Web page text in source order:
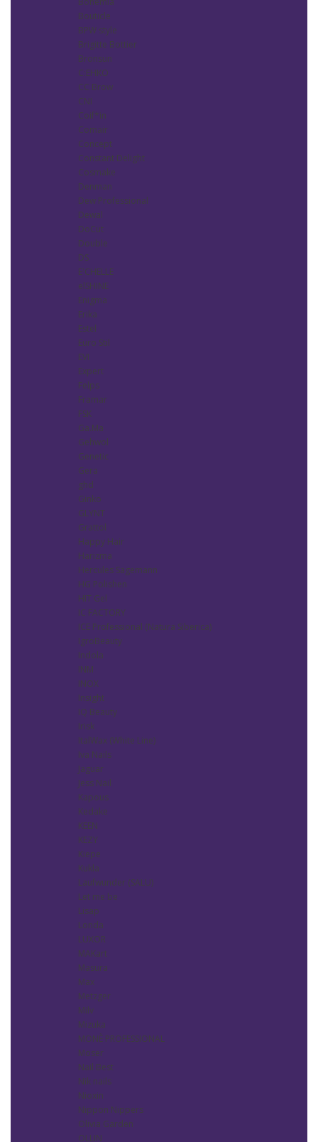
Bouticle
BPW style
Brigitte Bottier
Bronsun
C:EHKO
CC Brow
CNI
Coif*in
Comair
Concept
Constant Delight
Cosmake
Denman
Dew Professional
Dewal
DoCut
Double
DS
E'CHELLE
elSHINE
Enigma
Erika
Estel
Euro Stil
EVI
Expert
Felps
Framar
FSK
Ga.Ma
Gehwol
Genetic
Gera
ghd
Ginko
GLYNT
Grattol
Happy Hair
Harizma
Hercules Sagemann
HG Polishen
HIT Gel
IC FACTORY
ICE Professional (Natura Siberica)
IgroBeauty
Indola
INM
INOX
Insight
IQ Beauty
Irisk
ItalWax (White Line)
Iva Nails
Jaguar
Jess Nail
Kapous
Kedake
KEEN
KEZY
Kiepe
Kukla
Laufwunder (SALU)
Let me be
Lisap
Londa
LUXOR
MAKart
Masura
Max
Metzger
Milv
Mizuka
MONÈ PROFESSIONAL
Moser
Nail Best
Nik nails
Nioxin
Nippon Nippers
Olivia Garden
OLLIN